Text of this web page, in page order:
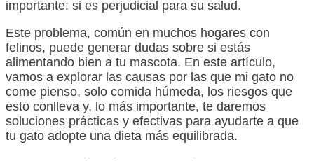
importante: si es perjudicial para su salud.
Este problema, común en muchos hogares con
felinos, puede generar dudas sobre si estás
alimentando bien a tu mascota. En este artículo,
vamos a explorar las causas por las que mi gato no
come pienso, solo comida húmeda, los riesgos que
esto conlleva y, lo más importante, te daremos
soluciones prácticas y efectivas para ayudarte a que
tu gato adopte una dieta más equilibrada.